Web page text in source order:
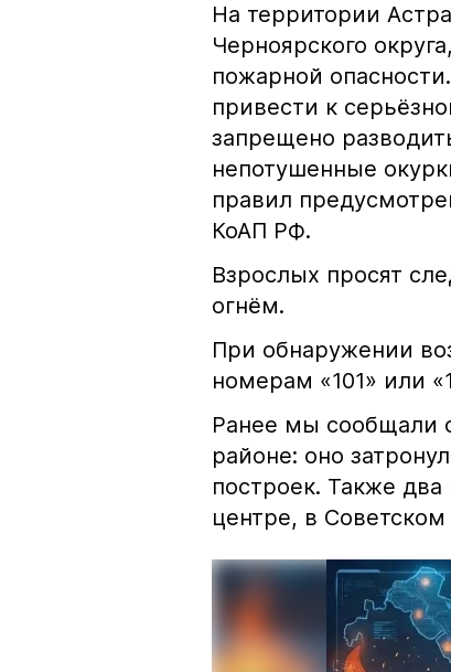
На территории
Черноярского
пожарной
привести к
запрещено
непотушенные
правил
КоАП РФ.
Взрослых просят
огнём.
При обнаружении
номерам «101» или
Ранее мы сообщали
районе: оно
построек. Также два
центре, в